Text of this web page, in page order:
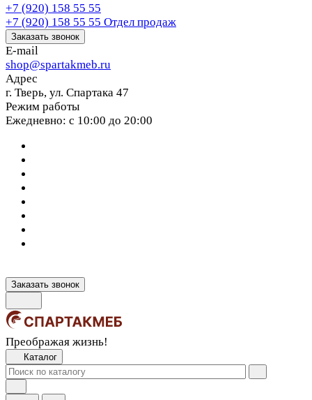
+7 (920) 158 55 55
+7 (920) 158 55 55 Отдел продаж
Заказать звонок
E-mail
shop@spartakmeb.ru
Адрес
г. Тверь, ул. Спартака 47
Режим работы
Ежедневно: с 10:00 до 20:00
Заказать звонок
Преображая жизнь!
Каталог